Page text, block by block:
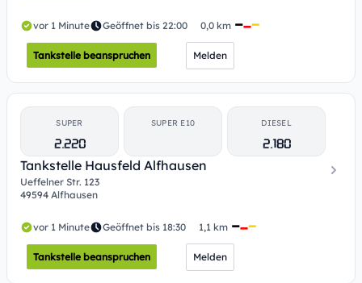
vor 1 Minute Geöffnet bis 22:00 0,0 km
Tankstelle beanspruchen Melden
SUPER
2.220
SUPER E10 DIESEL
2.180
Tankstelle Hausfeld Alfhausen
Ueffelner Str. 123
49594 Alfhausen
vor 1 Minute Geöffnet bis 18:30 1,1 km
Tankstelle beanspruchen Melden